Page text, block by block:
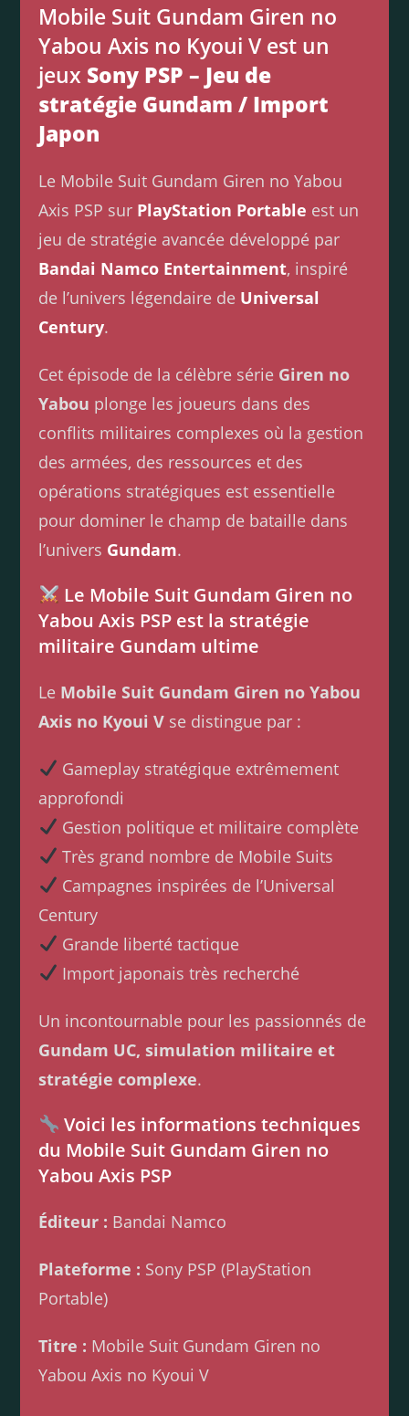
Mobile Suit Gundam Giren no
Yabou Axis no Kyoui V est un
jeux Sony PSP – Jeu de
stratégie Gundam / Import
Japon
Le Mobile Suit Gundam Giren no Yabou
Axis PSP sur PlayStation Portable est un
jeu de stratégie avancée développé par
Bandai Namco Entertainment, inspiré
de l’univers légendaire de Universal
Century.
Cet épisode de la célèbre série Giren no
Yabou plonge les joueurs dans des
conflits militaires complexes où la gestion
des armées, des ressources et des
opérations stratégiques est essentielle
pour dominer le champ de bataille dans
l’univers Gundam.
Le Mobile Suit Gundam Giren no
Yabou Axis PSP est la stratégie
militaire Gundam ultime
Le Mobile Suit Gundam Giren no Yabou
Axis no Kyoui V se distingue par :
Gameplay stratégique extrêmement
approfondi
Gestion politique et militaire complète
Très grand nombre de Mobile Suits
Campagnes inspirées de l’Universal
Century
Grande liberté tactique
Import japonais très recherché
Un incontournable pour les passionnés de
Gundam UC, simulation militaire et
stratégie complexe.
Voici les informations techniques
du Mobile Suit Gundam Giren no
Yabou Axis PSP
Éditeur : Bandai Namco
Plateforme : Sony PSP (PlayStation
Portable)
Titre : Mobile Suit Gundam Giren no
Yabou Axis no Kyoui V